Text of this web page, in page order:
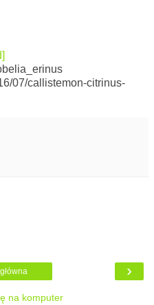
07/callistemon-citrinus-
›
na komputer